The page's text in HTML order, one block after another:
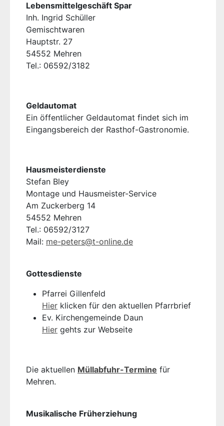
Lebensmittelgeschäft Spar
Inh. Ingrid Schüller
Gemischtwaren
Hauptstr. 27
54552 Mehren
Tel.: 06592/3182
Geldautomat
Ein öffentlicher Geldautomat findet sich im
Eingangsbereich der Rasthof-Gastronomie.
Hausmeisterdienste
Stefan Bley
Montage und Hausmeister-Service
Am Zuckerberg 14
54552 Mehren
Tel.: 06592/3127
Mail: me-peters@t-online.de
Gottesdienste
Pfarrei Gillenfeld
Hier klicken für den aktuellen Pfarrbrief
Ev. Kirchengemeinde Daun
Hier gehts zur Webseite
Die aktuellen Müllabfuhr-Termine für
Mehren.
Musikalische Früherziehung